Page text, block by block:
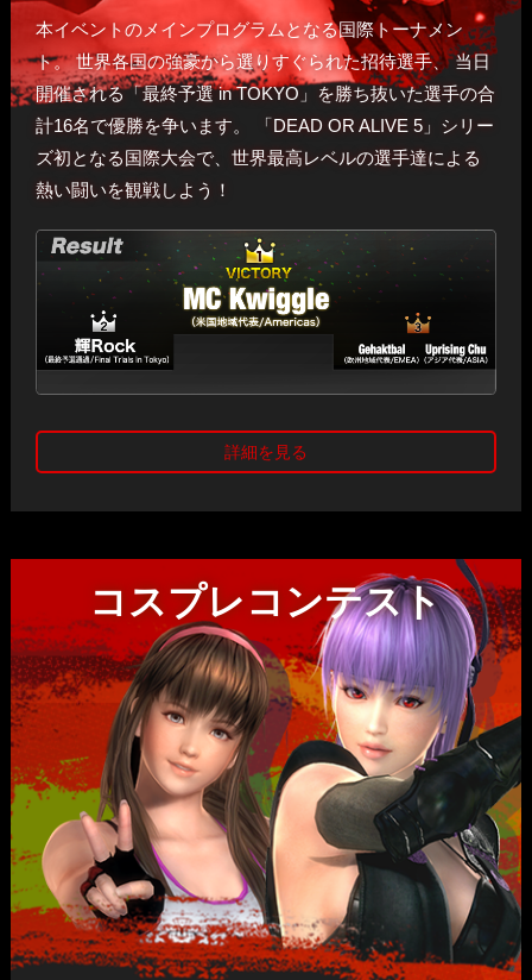
本イベントのメインプログラムとなる国際トーナメン
ト。世界各国の強豪から選りすぐられた招待選手、当日
開催される「最終予選 in TOKYO」を勝ち抜いた選手の合
計16名で優勝を争います。
「DEAD OR ALIVE 5」シリー
ズ初となる国際大会で、世界最高レベルの選手達による
熱い闘いを観戦しよう！
詳細を見る
mittii選手（D-1 Ultimate Climax Blade DOA5UAC部門 優勝
者）
米国地域代表 ：２名
欧州・オセアニア地域代表：２名
アジア地域代表
：２名
最終予選 in TOKYO 通過者 ：9名
賞品
優勝者:
優勝トロフィー
コスプレコンテスト